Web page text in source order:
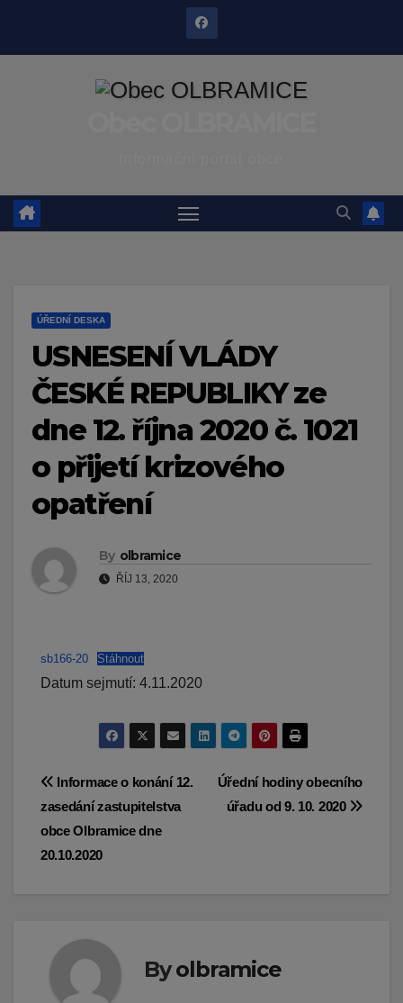
ÚŘEDNÍ DESKA
USNESENÍ VLÁDY
ČESKÉ REPUBLIKY ze
dne 12. října 2020 č. 1021
o přijetí krizového
opatření
By olbramice
ŘÍJ 13, 2020
sb166-20 Stáhnout
Datum sejmutí: 4.11.2020
Navigace
pro
příspěvek
Úřední hodiny obecního
úřadu od 9. 10. 2020
Informace o konání 12.
zasedání zastupitelstva
obce Olbramice dne
20.10.2020
Byolbramice